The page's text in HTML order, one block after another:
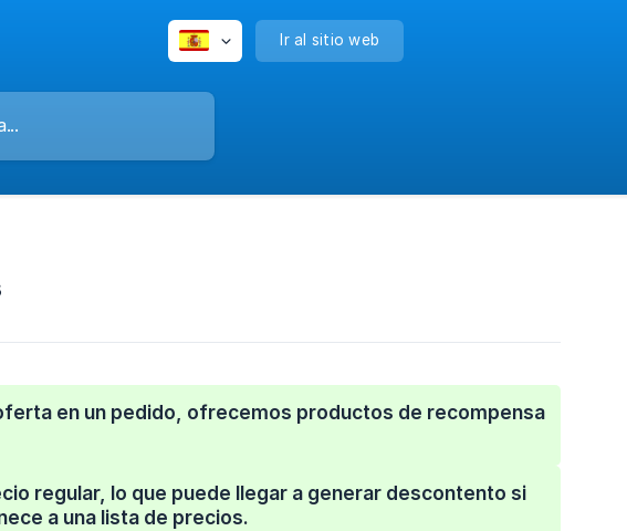
Ir al sitio web
en un pedido, ofrecemos productos de recompensa
regular, lo que puede llegar a generar descontento si
a una lista de precios.